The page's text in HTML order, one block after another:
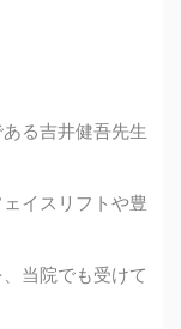
る吉井健吾先生
イスリフトや豊
当院でも受けて